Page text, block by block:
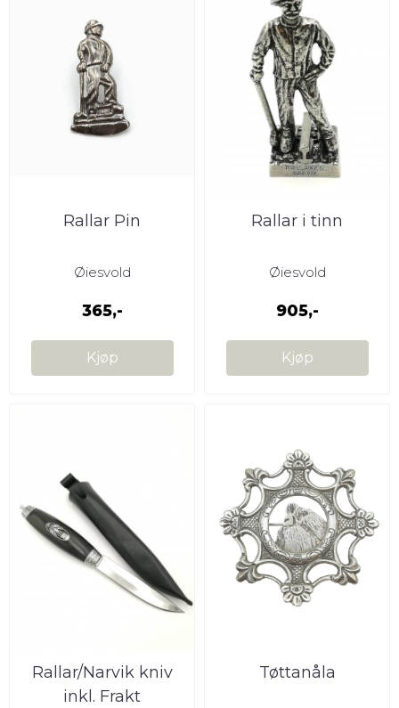
Rallar Pin
Øiesvold
365,-
Kjøp
Rallar i tinn
Øiesvold
905,-
Kjøp
Rallar/Narvik kniv
inkl. Frakt
Tøttanåla